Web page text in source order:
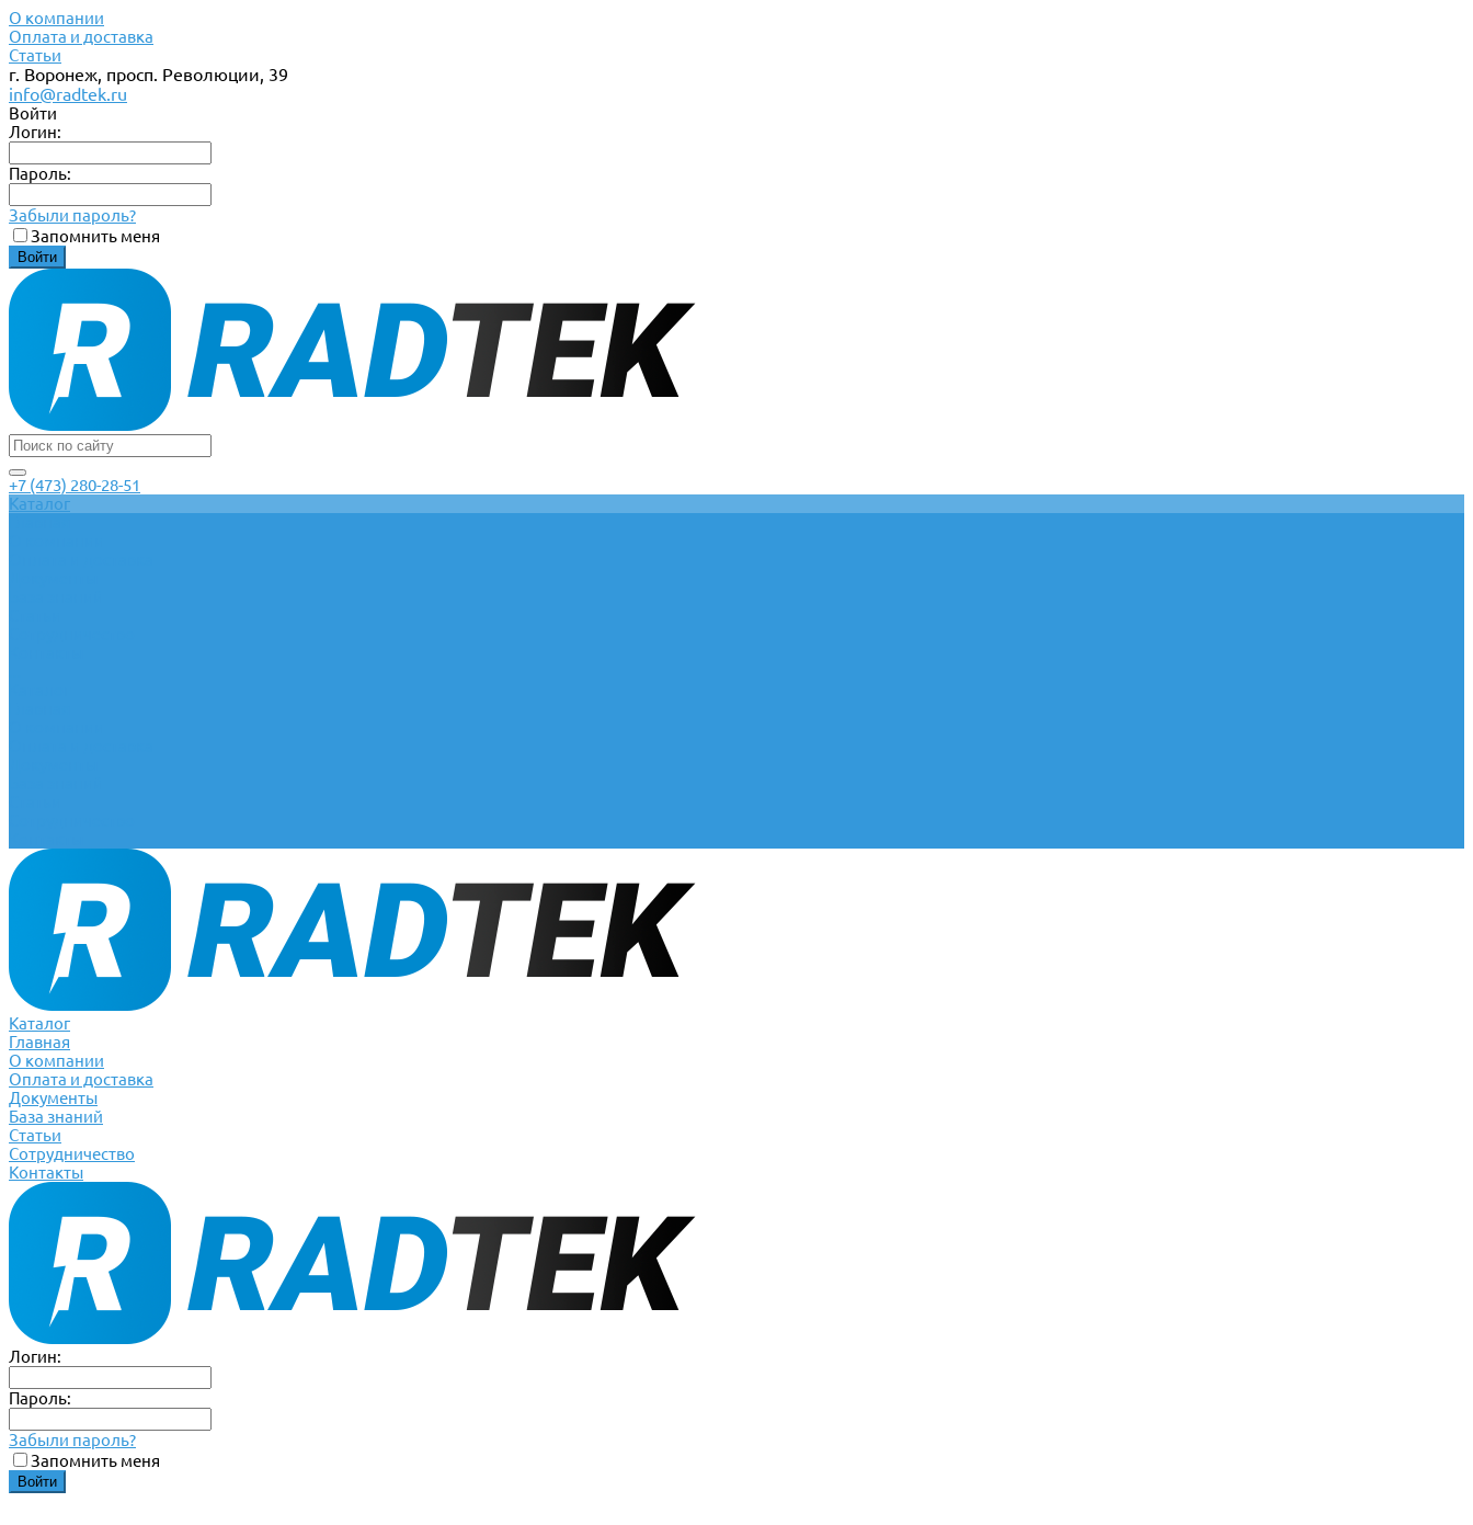
О компании
Оплата и доставка
Статьи
г. Воронеж, просп. Революции, 39
info@radtek.ru
Войти
Логин:
Пароль:
Забыли пароль?
Запомнить меня
+7 (473) 280-28-51
Каталог
Каталог
Главная
О компании
Оплата и доставка
Документы
База знаний
Статьи
Сотрудничество
Контакты
Логин:
Пароль:
Забыли пароль?
Запомнить меня